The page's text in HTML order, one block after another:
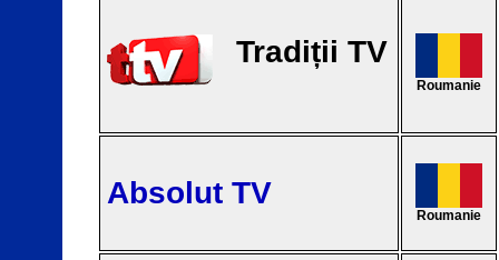
Tradiții TV
Roumanie
Absolut TV
Roumanie